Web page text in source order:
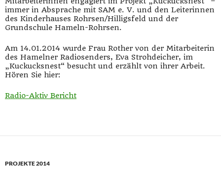
immer in Absprache mit SAM e. V. und den Leiterinnen
des Kinderhauses Rohrsen/Hilligsfeld und der
Grundschule Hameln-Rohrsen.
Am 14.01.2014 wurde Frau Rother von der Mitarbeiterin
des Hamelner Radiosenders, Eva Strohdeicher, im
„Kuckucksnest“ besucht und erzählt von ihrer Arbeit.
Hören Sie hier:
Radio-Aktiv Bericht
PROJEKTE 2014